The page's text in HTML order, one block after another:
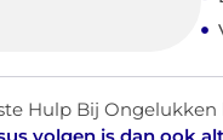
Hulp Bij
volgen is dan ook